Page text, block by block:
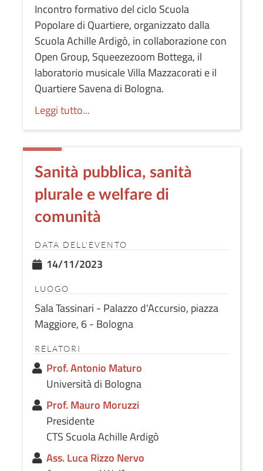
Incontro formativo del ciclo Scuola
Popolare di Quartiere, organizzato dalla
Scuola Achille Ardigò, in collaborazione con
Open Group, Squeezezoom Bottega, il
laboratorio musicale Villa Mazzacorati e il
Quartiere Savena di Bologna.
Leggi tutto...
Sanità pubblica, sanità
plurale e welfare di
comunità
DATA DELL'EVENTO
14/11/2023
LUOGO
Sala Tassinari - Palazzo d'Accursio, piazza
Maggiore, 6 - Bologna
RELATORI
Prof. Antonio Maturo
Università di Bologna
Prof. Mauro Moruzzi
Presidente
CTS Scuola Achille Ardigò
Ass. Luca Rizzo Nervo